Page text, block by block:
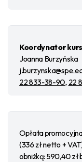
Koordynator
Joanna Burzyńska
22 833-38-90, 22
Opłata
(336 zł netto +
obniżką: 590,40 zł